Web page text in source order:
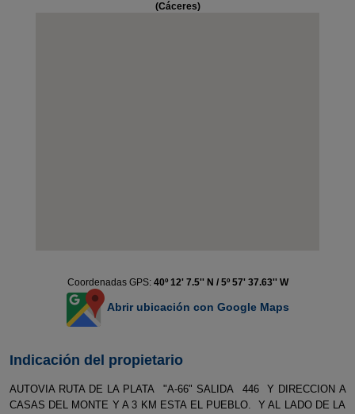
(Cáceres)
Coordenadas GPS: 40º 12' 7.5'' N / 5º 57' 37.63'' W
Abrir ubicación con Google Maps
Indicación del propietario
AUTOVIA RUTA DE LA PLATA "A-66" SALIDA 446 Y DIRECCION A
CASAS DEL MONTE Y A 3 KM ESTA EL PUEBLO. Y AL LADO DE LA